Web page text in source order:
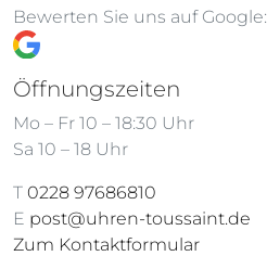
Bewerten Sie uns auf Google:
Öffnungszeiten
Mo – Fr 10 – 18:30 Uhr
Sa 10 – 18 Uhr
T 0228 97686810
E post@uhren-toussaint.de
Zum Kontaktformular